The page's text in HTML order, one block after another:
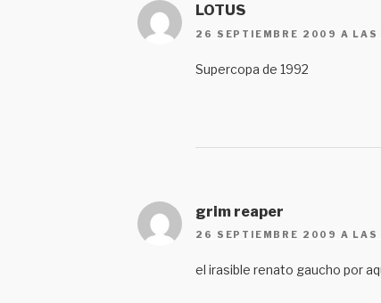
LOTUS
26 SEPTIEMBRE 2009 A LAS
Supercopa de 1992
grim reaper
26 SEPTIEMBRE 2009 A LAS
el irasible renato gaucho por